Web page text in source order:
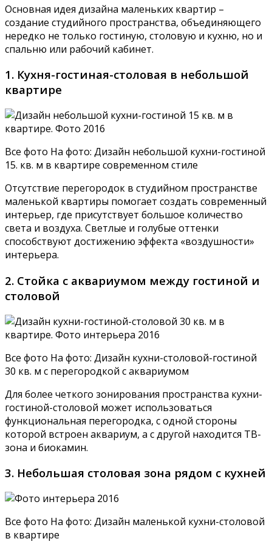
Основная идея дизайна маленьких квартир –
создание студийного пространства, объединяющего
нередко не только гостиную, столовую и кухню, но и
спальню или рабочий кабинет.
1. Кухня-гостиная-столовая в небольшой
квартире
Все фото На фото: Дизайн небольшой кухни-гостиной
15. кв. м в квартире современном стиле
Отсутствие перегородок в студийном пространстве
маленькой квартиры помогает создать современный
интерьер, где присутствует большое количество
света и воздуха. Светлые и голубые оттенки
способствуют достижению эффекта «воздушности»
интерьера.
2. Стойка с аквариумом между гостиной и
столовой
Все фото На фото: Дизайн кухни-столовой-гостиной
30 кв. м с перегородкой с аквариумом
Для более четкого зонирования пространства кухни-
гостиной-столовой может использоваться
функциональная перегородка, с одной стороны
которой встроен аквариум, а с другой находится ТВ-
зона и биокамин.
3. Небольшая столовая зона рядом с кухней
Все фото На фото: Дизайн маленькой кухни-столовой
в квартире